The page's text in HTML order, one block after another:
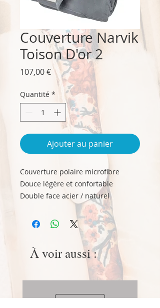
Couverture Narvik
Toison D'or 2
107,00 €Prix
Quantité *
Ajouter au panier
Couverture polaire microfibre
Douce légère et confortable
Double face acier / naturel
430 gr/m2
lavage machine 40°
À voir aussi :